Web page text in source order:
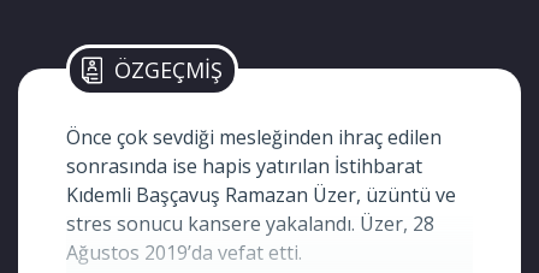
ÖZGEÇMİŞ
Önce çok sevdiği mesleğinden ihraç edilen
sonrasında ise hapis yatırılan İstihbarat
Kıdemli Başçavuş Ramazan Üzer, üzüntü ve
stres sonucu kansere yakalandı. Üzer, 28
Ağustos 2019’da vefat etti.